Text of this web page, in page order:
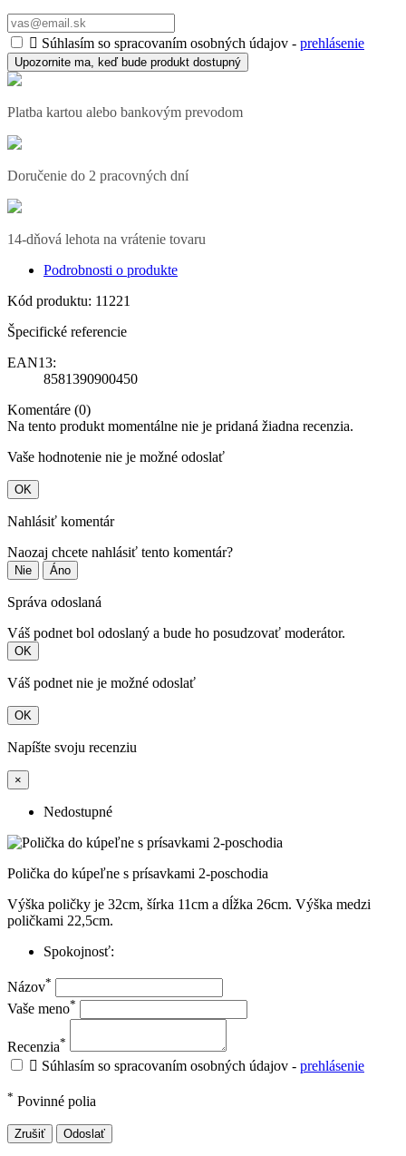
 Súhlasím so spracovaním osobných údajov - prehlásenie
Upozornite ma, keď bude produkt dostupný
Platba kartou alebo bankovým prevodom
Doručenie do 2 pracovných dní
14-dňová lehota na vrátenie tovaru
Podrobnosti o produkte
Kód produktu: 11221
Špecifické referencie
EAN13:
8581390900450
Komentáre (0)
Na tento produkt momentálne nie je pridaná žiadna recenzia.
Vaše hodnotenie nie je možné odoslať
OK
Nahlásiť komentár
Naozaj chcete nahlásiť tento komentár?
Nie Áno
Správa odoslaná
Váš podnet bol odoslaný a bude ho posudzovať moderátor.
OK
Váš podnet nie je možné odoslať
OK
Napíšte svoju recenziu
×
Nedostupné
Polička do kúpeľne s prísavkami 2-poschodia
Výška poličky je 32cm, šírka 11cm a dĺžka 26cm. Výška medzi
poličkami 22,5cm.
Spokojnosť:
Názov*
Vaše meno*
Recenzia*
 Súhlasím so spracovaním osobných údajov - prehlásenie
* Povinné polia
Zrušiť Odoslať